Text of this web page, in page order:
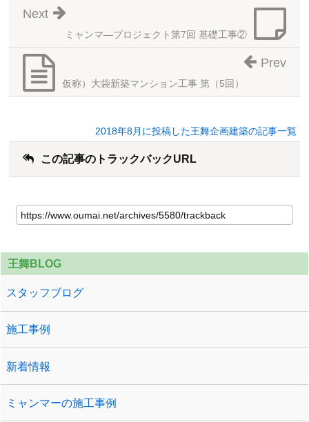
ミャンマ―プロジェクト第7回 基礎工事②
Next
仮称）大袋新築マンション工事 第（5回）
Prev
2018年8月に投稿した王舞企画建築の記事一覧
この記事のトラックバックURL
王舞BLOG
スタッフブログ
施工事例
新着情報
ミャンマーの施工事例